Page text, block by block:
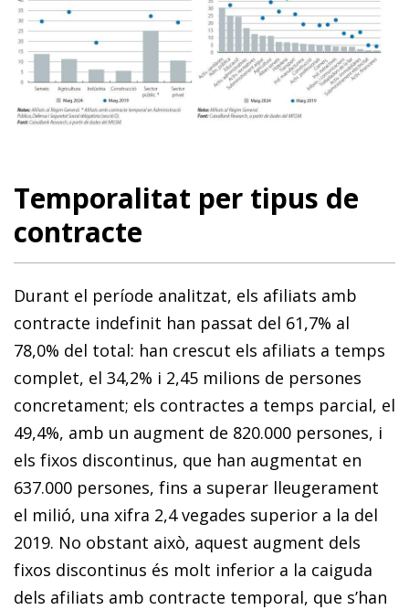
Temporalitat per tipus de
contracte
Durant el període analitzat, els afiliats amb
contracte indefinit han passat del 61,7% al
78,0% del total: han crescut els afiliats a temps
complet, el 34,2% i 2,45 milions de persones
concretament; els contractes a temps parcial, el
49,4%, amb un augment de 820.000 persones, i
els fixos discontinus, que han augmentat en
637.000 persones, fins a superar lleugerament
el milió, una xifra 2,4 vegades superior a la del
2019. No obstant això, aquest augment dels
fixos discontinus és molt inferior a la caiguda
dels afiliats amb contracte temporal, que s’han